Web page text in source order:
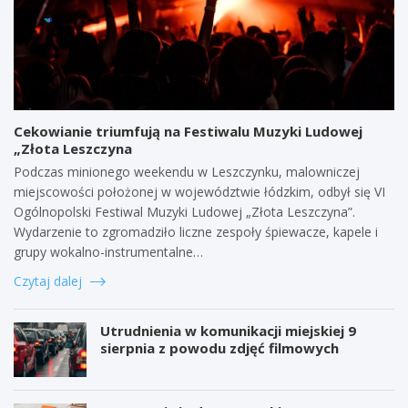
Cekowianie triumfują na Festiwalu Muzyki Ludowej
„Złota Leszczyna
Podczas minionego weekendu w Leszczynku, malowniczej
miejscowości położonej w województwie łódzkim, odbył się VI
Ogólnopolski Festiwal Muzyki Ludowej „Złota Leszczyna”.
Wydarzenie to zgromadziło liczne zespoły śpiewacze, kapele i
grupy wokalno-instrumentalne…
Czytaj dalej
Utrudnienia w komunikacji miejskiej 9
sierpnia z powodu zdjęć filmowych